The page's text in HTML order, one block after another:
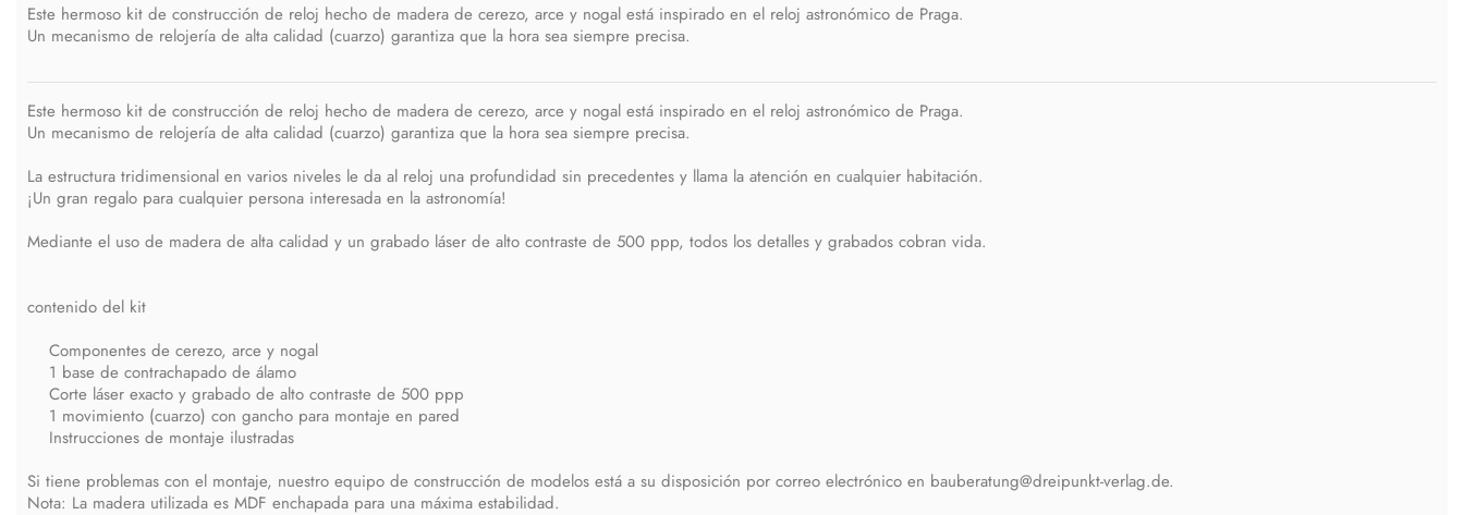
Este hermoso kit de construcción de reloj hecho de madera de cerezo, arce y nogal está inspirado en el reloj astronómico de Praga.
Un mecanismo de relojería de alta calidad (cuarzo) garantiza que la hora sea siempre precisa.
Este hermoso kit de construcción de reloj hecho de madera de cerezo, arce y nogal está inspirado en el reloj astronómico de Praga.
Un mecanismo de relojería de alta calidad (cuarzo) garantiza que la hora sea siempre precisa.
La estructura tridimensional en varios niveles le da al reloj una profundidad sin precedentes y llama la atención en cualquier habitación.
¡Un gran regalo para cualquier persona interesada en la astronomía!
Mediante el uso de madera de alta calidad y un grabado láser de alto contraste de 500 ppp, todos los detalles y grabados cobran vida.
contenido del kit
Componentes de cerezo, arce y nogal
1 base de contrachapado de álamo
Corte láser exacto y grabado de alto contraste de 500 ppp
1 movimiento (cuarzo) con gancho para montaje en pared
Instrucciones de montaje ilustradas
Si tiene problemas con el montaje, nuestro equipo de construcción de modelos está a su disposición por correo electrónico en bauberatung@dreipunkt-verlag.de.
Nota: La madera utilizada es MDF enchapada para una máxima estabilidad.